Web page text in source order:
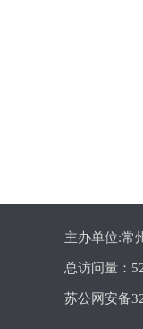
主办单位:常
总访问量：
苏公网安备